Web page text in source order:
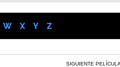
W X Y Z
SIGUIENTE PELÍCULA